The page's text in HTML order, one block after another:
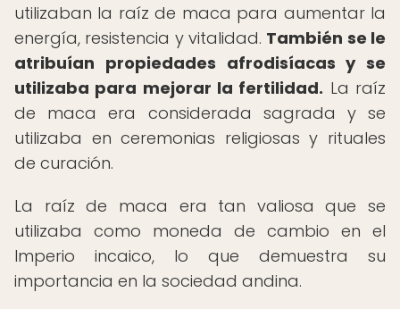
utilizaban la raíz de maca para aumentar la
energía, resistencia y vitalidad. También se le
atribuían propiedades afrodisíacas y se
utilizaba para mejorar la fertilidad. La raíz
de maca era considerada sagrada y se
utilizaba en ceremonias religiosas y rituales
de curación.
La raíz de maca era tan valiosa que se
utilizaba como moneda de cambio en el
Imperio incaico, lo que demuestra su
importancia en la sociedad andina.